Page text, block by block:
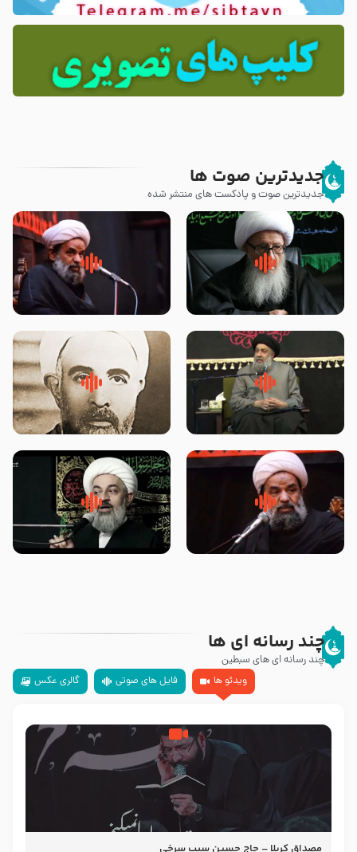
جدیدترین صوت ها
جدیدترین صوت و پادکست های منتشر شده
زوّار اربعین امام حسین (علیه
السلام) با این اشتیاق به زیارت
روضه جانسوز پاره های جگر امام
حسن مجتبی علیه السلام-حجت
لقب حضرت رقیه سلام الله علیها به
چه معناست – حجت الاسلام علوی
روضه‌ی مجلس یزید ملعون و
اسارت اهل‌بیت علیهم‌السلام –
محدث زاده
سلام جوانی که امام حسین علیه
السلام خودش جوابش را دادند
زیارتی که اسباب رزق زیاد و عمر
طولانی است حجت السلام حسین
چند رسانه ای ها
چند رسانه ای های سبطین
ویدئو ها
فایل های صوتی گالری عکس
مصداق کربلا – حاج حسین سیب سرخی